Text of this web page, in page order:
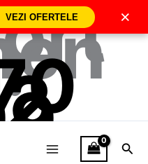
VEZI OFERTELE ×